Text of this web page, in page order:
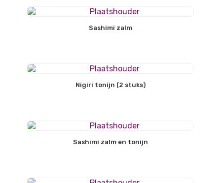
Sashimi zalm
Nigiri tonijn (2 stuks)
Sashimi zalm en tonijn